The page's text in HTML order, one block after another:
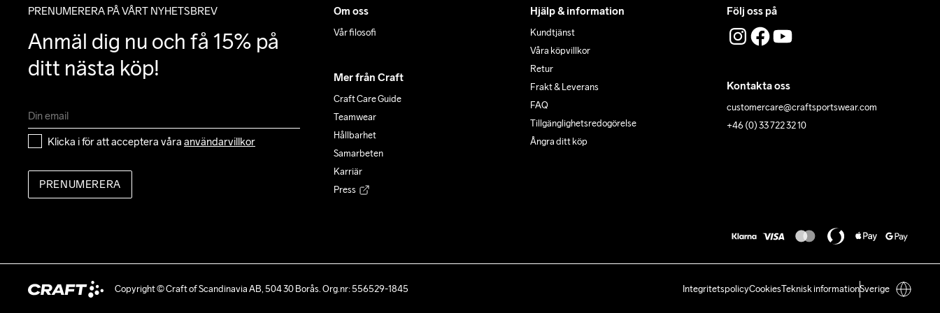
PRENUMERERA PÅ VÅRT NYHETSBREV
Anmäl dig nu och få 15% på
ditt nästa köp!
Klicka i för att acceptera våra användarvillkor
PRENUMERERA
Om oss
Vår filosofi
Mer från Craft
Craft Care Guide
Teamwear
Hållbarhet
Samarbeten
Karriär
Press
Hjälp & information
Kundtjänst
Våra köpvillkor
Retur
Frakt & Leverans
FAQ
Tillgänglighets­redogörelse
Ångra ditt köp
Följ oss på
Kontakta oss
customercare@craftsportswear.com
+46 (0) 33 722 32 10
Copyright © Craft of Scandinavia AB, 504 30 Borås. Org.nr: 556529-1845 IntegritetspolicyCookiesTeknisk informationSverige